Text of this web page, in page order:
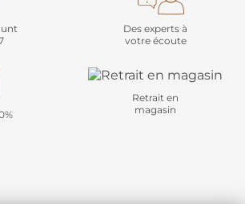
Des experts à
votre écoute
Retrait en
magasin